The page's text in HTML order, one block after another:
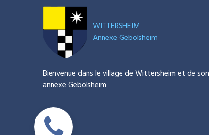
WITTERSHEIM
Annexe Gebolsheim
Bienvenue dans le village de Wittersheim et de son
annexe Gebolsheim